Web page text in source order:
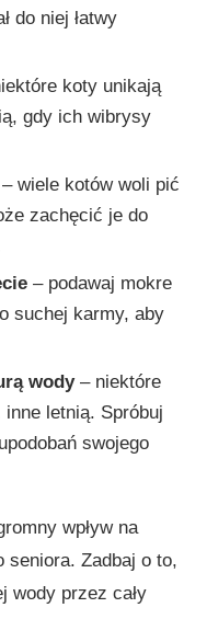
do niej łatwy
koty unikają
gdy ich wibrysy
– wiele kotów woli pić
zachęcić je do
– podawaj mokre
suchej karmy, aby
wody– niektóre
inne letnią. Spróbuj
swojego
wpływ na
seniora. Zadbaj o to,
wody przez cały